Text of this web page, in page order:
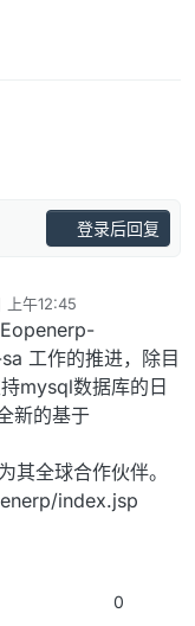
登录后回复
上午12:45
工作的推进，除目
mysql数据库的日
新的基于
其全球合作伙伴。
index.jsp
0